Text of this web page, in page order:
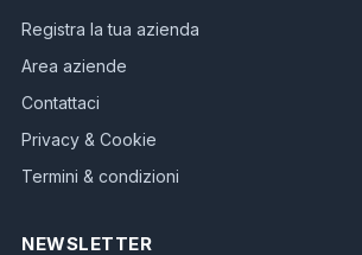
Registra la tua azienda
Area aziende
Contattaci
Privacy & Cookie
Termini & condizioni
NEWSLETTER